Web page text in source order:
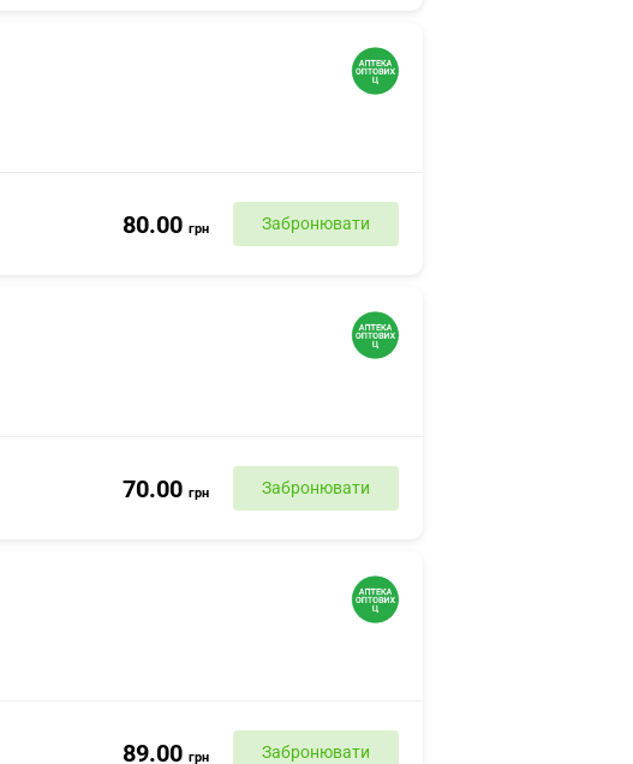
80.00 грн Забронювати
70.00 грн Забронювати
89.00 грн Забронювати